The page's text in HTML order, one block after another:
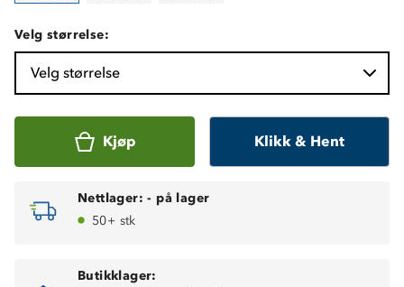
Velg størrelse:
Velg størrelse
Kjøp Klikk & Hent
Nettlager: - på lager
50+ stk
Butikklager: